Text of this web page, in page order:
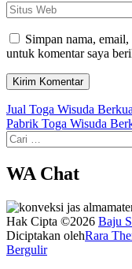
Situs
Web
Simpan nama,
untuk komentar saya
Navigasi
pos
Jual Toga Wisuda
Pabrik Toga Wisuda
Cari
untuk:
WA Chat
Hak Cipta ©2026 Baju
Diciptakan olehRara
Bergulir